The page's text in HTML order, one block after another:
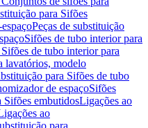
para Sifões
Peças de substituição
Sifões de tubo interior para
de tubo interior para
lavatórios, modelo
para Sifões de tubo
de espaçoSifões
Sifões embutidosLigações ao
ao
para